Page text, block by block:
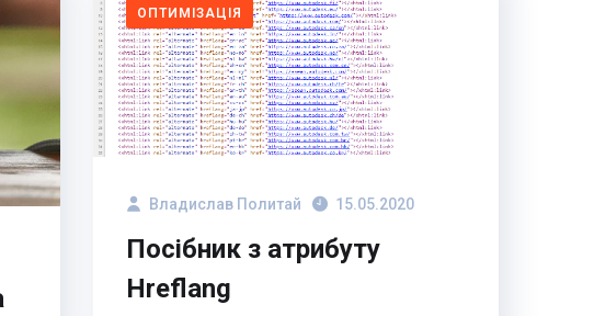
ОПТИМІЗАЦІЯ
Владислав Политай 15.05.2020
Посібник з атрибуту
Hreflang